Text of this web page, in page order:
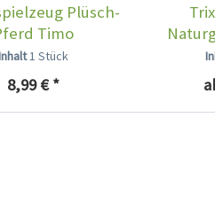
Plüsch-
Timo
1 Stück
8,99 € *